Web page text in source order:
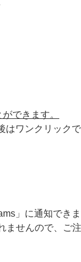
ができます。
はワンクリック
」に通知できま
せんので、ご注